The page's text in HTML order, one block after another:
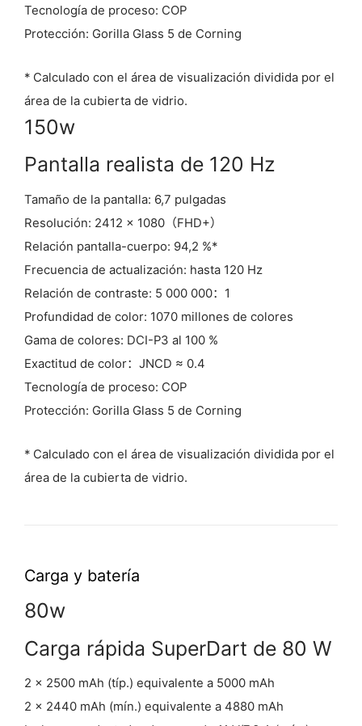
Tecnología de proceso: COP
Protección: Gorilla Glass 5 de Corning
* Calculado con el área de visualización dividida por el
área de la cubierta de vidrio.
150w
Pantalla realista de 120 Hz
Tamaño de la pantalla: 6,7 pulgadas
Resolución: 2412 × 1080（FHD+）
Relación pantalla-cuerpo: 94,2 %*
Frecuencia de actualización: hasta 120 Hz
Relación de contraste: 5 000 000：1
Profundidad de color: 1070 millones de colores
Gama de colores: DCI-P3 al 100 %
Exactitud de color：JNCD ≈ 0.4
Tecnología de proceso: COP
Protección: Gorilla Glass 5 de Corning
* Calculado con el área de visualización dividida por el
área de la cubierta de vidrio.
Carga y batería
80w
Carga rápida SuperDart de 80 W
2 x 2500 mAh (típ.) equivalente a 5000 mAh
2 x 2440 mAh (mín.) equivalente a 4880 mAh